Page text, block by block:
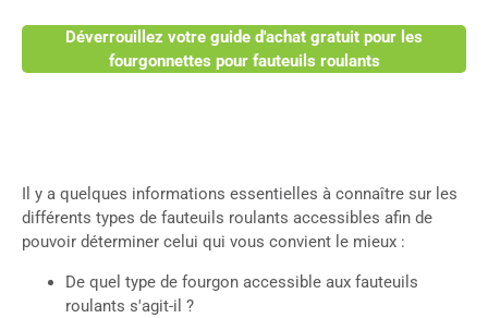
Déverrouillez votre guide d'achat gratuit pour les
fourgonnettes pour fauteuils roulants
Il y a quelques informations essentielles à connaître sur les
différents types de fauteuils roulants accessibles afin de
pouvoir déterminer celui qui vous convient le mieux :
De quel type de fourgon accessible aux fauteuils
roulants s'agit-il ?